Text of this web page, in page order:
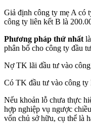
Giả định công ty mẹ A có
công ty liên kết B là
Phương pháp thứ nhất
phân bổ cho công ty đầu
Nợ TK lãi đầu tư vào
Có TK đầu tư vào công ty
Nếu khoản lỗ chưa thực
hợp nghiệp vụ ngược
vốn chủ sở hữu, cụ thể là